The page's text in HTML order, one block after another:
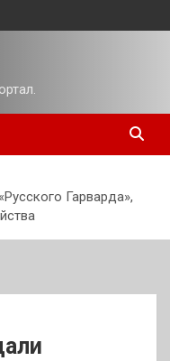
Гарварда»,